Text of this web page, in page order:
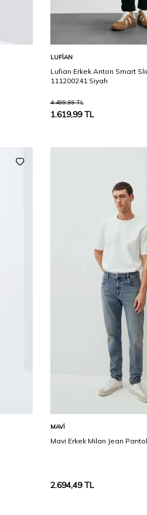
LUFIAN
Lufian Erkek Anton Smart
111200241 Siyah
4.499,99TL
1.619,99TL
MAVI
Mavi Erkek Milan Jean
2.694,49TL